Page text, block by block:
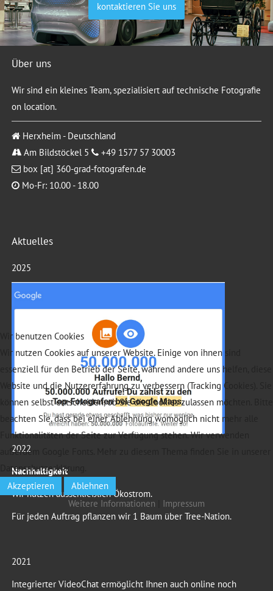
kontaktieren Sie uns
Über uns
Wir sind ein kleines Team, spezialisiert auf technische Fotografie
on location.
Herxheim - Deutschland
Am Bildstöckel 5
+49 1577 57 30003
box [at] 360-grad-fotografen.de
Mo-Fr: 10.00 - 18.00
Aktuelles
2025
2022
Nachhaltigkeit
Wir nutzen ausschließlich Ökostrom.
Für jeden Auftrag pflanzen wir 1 Baum über Tree-Nation.
2021
Integrierter VideoChat ermöglicht Ihnen auch online noch
Wir benutzen Cookies
Wir nutzen Cookies auf unserer Website. Einige von ihnen sind
essenziell für den Betrieb der Seite, während andere uns helfen, diese
Website und die Nutzererfahrung zu verbessern (Tracking Cookies). Sie
können selbst entscheiden, ob Sie die Cookies zulassen möchten. Bitte
beachten Sie, dass bei einer Ablehnung womöglich nicht mehr alle
Funktionalitäten der Seite zur Verfügung stehen. Wir verwenden
außerdem Google Fonts. Mehr zu diesem Thema finden Sie in unserer
Datenschutzerklärung.
Akzeptieren
Ablehnen
Weitere Informationen
Impressum